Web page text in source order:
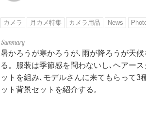
カメラ 月カメ特集 カメラ用品 News
暑かろうが寒かろうが､雨が降ろうが天
る。服装は季節感を問わないし､ヘアー
ットを組み､モデルさんに来てもらって
ット背景セットを紹介する。